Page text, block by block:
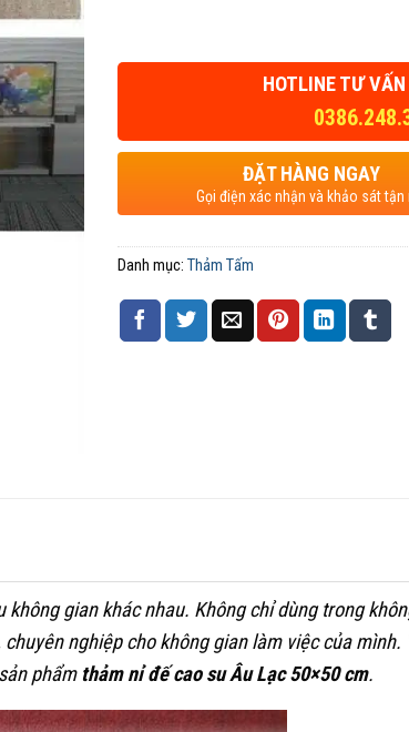
HOTLINE TƯ
ĐẶT HÀNG NGAY
Gọi điện xác nhận và khảo sát tận
Danh mục: Thảm Tấm
gian khác nhau. Không chỉ dùng trong
nghiệp cho không gian làm việc của mình.
phẩmthảm nỉ đế cao su Âu Lạc 50×50 cm.